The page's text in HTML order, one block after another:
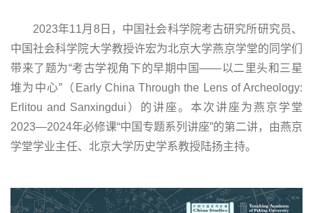
2023年11月8日，中国社会科学院考古研究所研究员、
中国社会科学院大学教授许宏为北京大学燕京学堂的同学们
带来了题为“考古学视角下的早期中国——以二里头和三星
堆为中心”（Early China Through the Lens of Archeology:
Erlitou and Sanxingdui）的讲座。本次讲座为燕京学堂
2023—2024年必修课“中国专题系列讲座”的第二讲，由燕京
学堂学业主任、北京大学历史学系教授陆扬主持。